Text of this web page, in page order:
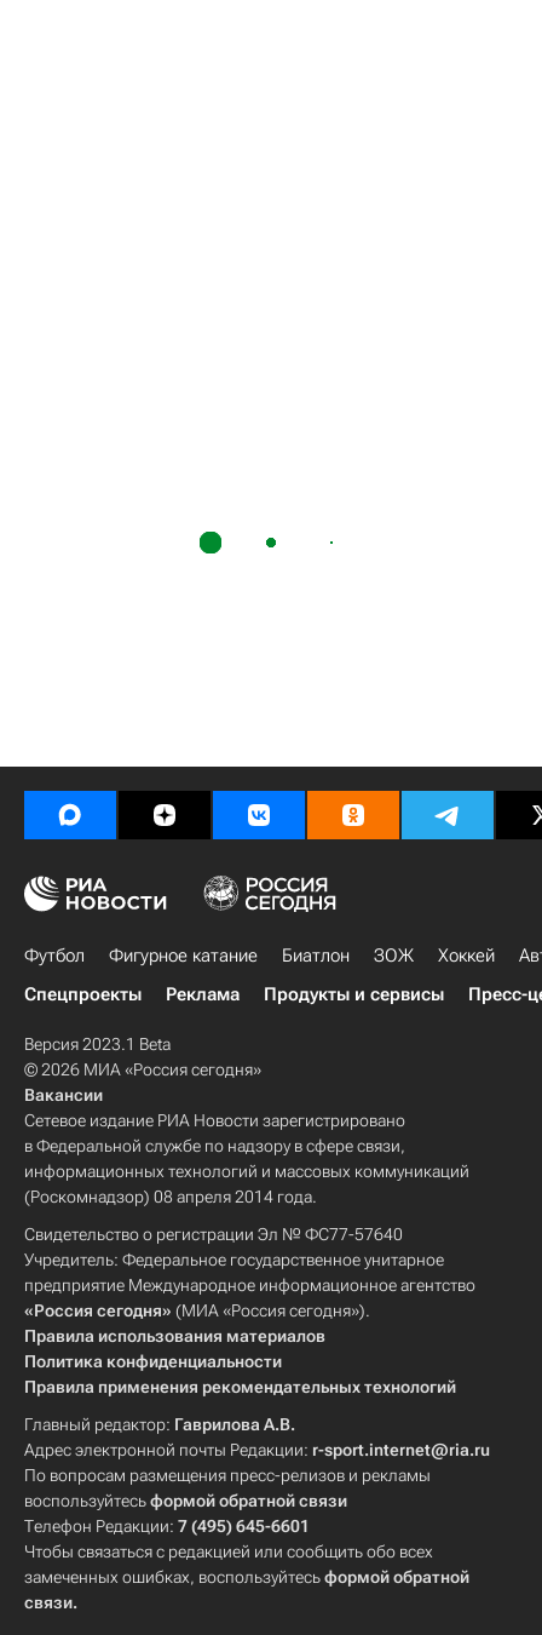
Футбол Фигурное катание Биатлон ЗОЖ Хоккей
Спецпроекты
Реклама Продукты и сервисы Пресс-
Версия 2023.1 Beta
© 2026 МИА «Россия сегодня»
Вакансии
Сетевое издание РИА Новости зарегистрировано
в Федеральной службе по надзору в сфере связи,
информационных технологий и массовых коммуникаций
(Роскомнадзор) 08 апреля 2014 года.
Свидетельство о регистрации Эл № ФС77-57640
Учредитель: Федеральное государственное унитарное
предприятие Международное информационное агентство
«Россия сегодня» (МИА «Россия сегодня»).
Правила использования материалов
Политика конфиденциальности
Правила применения рекомендательных технологий
Главный редактор: Гаврилова А.В.
Адрес электронной почты Редакции: r-sport.internet@ria.ru
По вопросам размещения пресс-релизов и рекламы
воспользуйтесьформой обратной связи
Телефон Редакции: 7 (495) 645-6601
Чтобы связаться с редакцией или сообщить обо всех
замеченных ошибках, воспользуйтесьформой обратной
связи.